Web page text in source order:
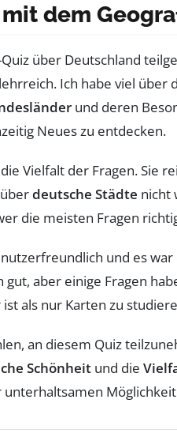
dem
über Deutschland
Ich habe viel über
und deren
Neues zu entdecken.
Vielfalt der Fragen. Sie
deutsche Städte nicht
die meisten Fragen
und es
aber einige Fragen
als nur Karten zu
an diesem Quiz
Schönheit und die